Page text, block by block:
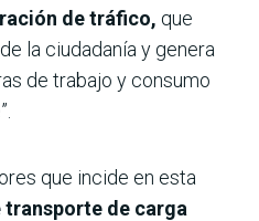
de tráfico, que
la ciudadanía y genera
de trabajo y consumo
que incide en esta
de carga